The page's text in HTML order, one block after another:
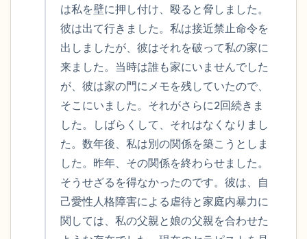
は私を壁に押し付け、殴ると脅しました。
彼は出て行きました。私は接近禁止命令を
出しましたが、彼はそれを破って私の家に
来ました。当時は誰も家にいませんでした
が、彼は家の門にメモを残していたので、
そこにいました。それがさらに2回続きま
した。しばらくして、それはなくなりまし
た。数年後、私は別の関係を築こうとしま
した。昨年、その関係を終わらせました。
そうせざるを得なかったのです。彼は、自
己愛性人格障害による虐待と家庭内暴力に
関しては、私の父親と娘の父親を合わせた